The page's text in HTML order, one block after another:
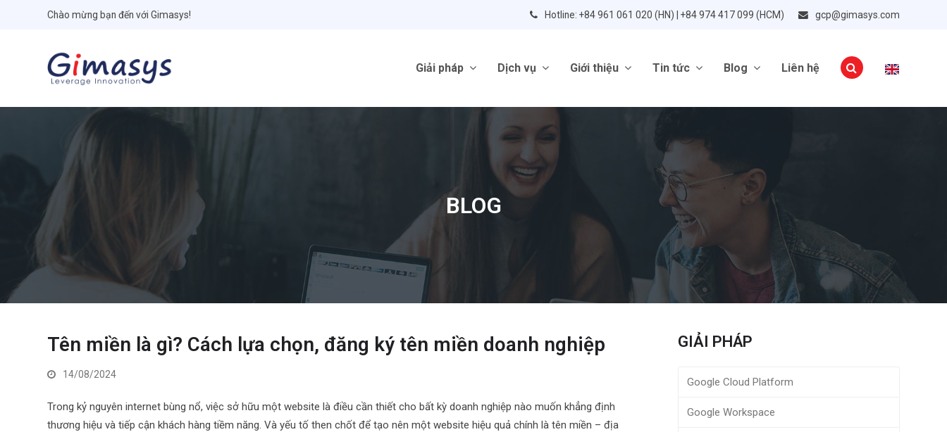
Chào mừng bạn đến với Gimasys! Hotline: +84 961 061 020 (HN) | +84 974 417 099 (HCM) gcp@gimasys.com
Giải pháp Dịch vụ Giới thiệu Tin tức Blog Liên hệ
BLOG
Tên miền là gì? Cách lựa chọn, đăng ký tên miền doanh nghiệp
14/08/2024
Trong kỷ nguyên internet bùng nổ, việc sở hữu một website là điều cần thiết cho bất kỳ doanh nghiệp nào muốn khẳng định
thương hiệu và tiếp cận khách hàng tiềm năng. Và yếu tố then chốt để tạo nên một website hiệu quả chính là tên miền – địa
GIẢI PHÁP
Google Cloud Platform
Google Workspace